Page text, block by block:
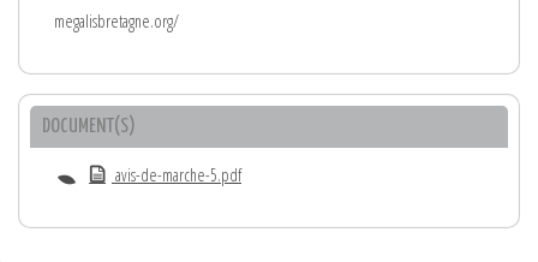
megalisbretagne.org/
DOCUMENT(S)
avis-de-marche-5.pdf